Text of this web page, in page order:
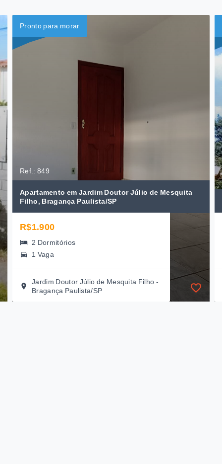
Pronto para morar
Ref.: 849
Apartamento em Jardim Doutor Júlio de Mesquita
Filho, Bragança Paulista/SP
R$1.900
2 Dormitórios
1 Vaga
Jardim Doutor Júlio de Mesquita Filho -
Bragança Paulista/SP